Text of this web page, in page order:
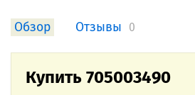
Обзор Отзывы 0
Купить 705003490